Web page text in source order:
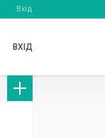
Вхід
ВХІД